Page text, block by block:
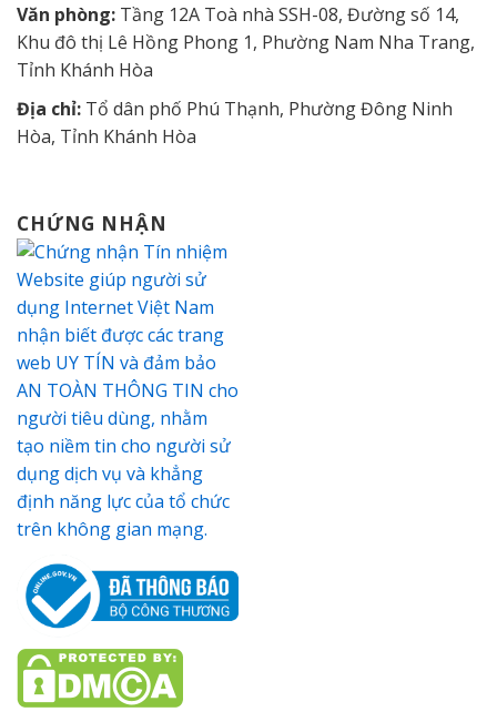
Văn phòng: Tầng 12A Toà nhà SSH-08, Đường số 14,
Khu đô thị Lê Hồng Phong 1, Phường Nam Nha Trang,
Tỉnh Khánh Hòa
Địa chỉ: Tổ dân phố Phú Thạnh, Phường Đông Ninh
Hòa, Tỉnh Khánh Hòa
CHỨNG NHẬN